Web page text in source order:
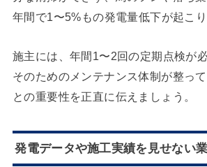
年間で1〜5%もの発電量低下が起こり
施主には、年間1〜2回の定期点検が
そのためのメンテナンス体制が整っ
との重要性を正直に伝えましょう。
発電データや施工実績を見せない